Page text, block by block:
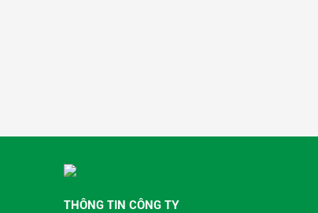
THÔNG TIN CÔNG TY